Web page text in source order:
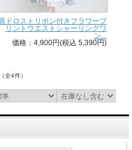
ドロストリボン付きフラワープ
リントウエストシャーリングワ
ン...
価格：4,900円(税込 5,390円)
（全4件）